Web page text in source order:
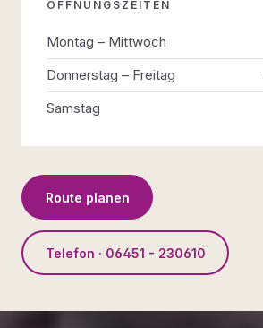
ÖFFNUNGSZEITEN
Montag – Mittwoch
Donnerstag – Freitag
Samstag
Route planen
Telefon · 06451 - 230610